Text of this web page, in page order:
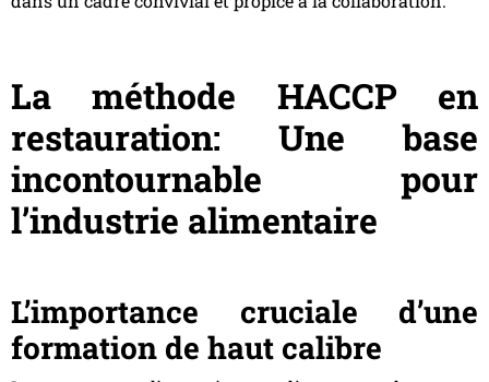
La méthode HACCP en
restauration: Une base
incontournable pour
l’industrie alimentaire
L’importance cruciale d’une
formation de haut calibre